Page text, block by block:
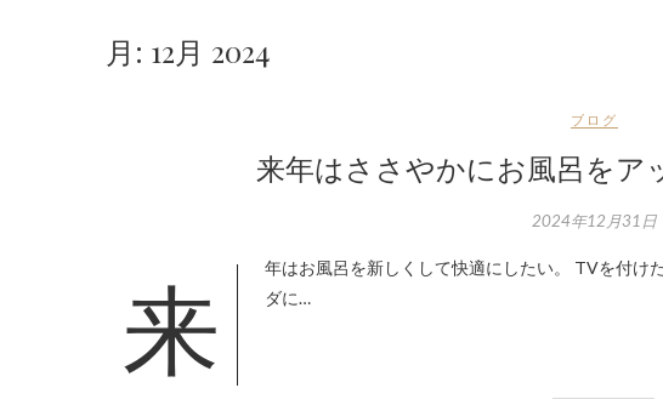
月: 12月 2024
ブログ
来年はささやかにお風呂を
2024年12月31日
来年はお風呂を新しくして快適にしたい。 TVを付けたい。 バブル期に建てられたおウチなので…。 お風呂がム ダに…